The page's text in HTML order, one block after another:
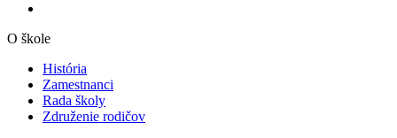
O škole
História
Zamestnanci
Rada školy
Združenie rodičov